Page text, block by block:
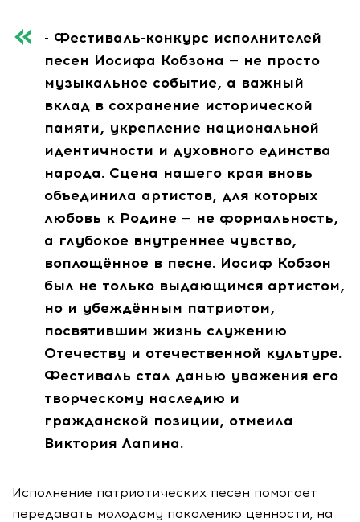
- Фестиваль-конкурс исполнителей
песен Иосифа Кобзона — не просто
музыкальное событие, а важный
вклад в сохранение исторической
памяти, укрепление национальной
идентичности и духовного единства
народа. Сцена нашего края вновь
объединила артистов, для которых
любовь к Родине — не формальность,
а глубокое внутреннее чувство,
воплощённое в песне. Иосиф Кобзон
был не только выдающимся артистом,
но и убеждённым патриотом,
посвятившим жизнь служению
Отечеству и отечественной культуре.
Фестиваль стал данью уважения его
творческому наследию и
гражданской позиции, отмеила
Виктория Лапина.
Исполнение патриотических песен помогает
передавать молодому поколению ценности, на